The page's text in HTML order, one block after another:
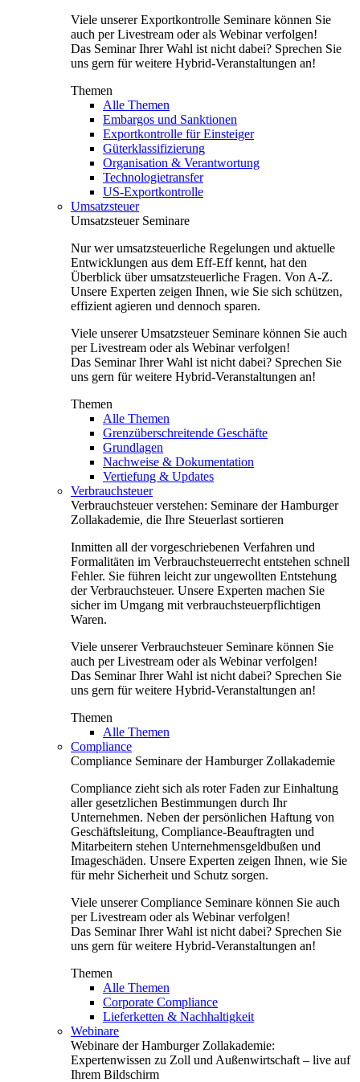
Viele unserer Exportkontrolle Seminare können Sie
auch per Livestream oder als Webinar verfolgen!
Das Seminar Ihrer Wahl ist nicht dabei? Sprechen Sie
uns gern für weitere Hybrid-Veranstaltungen an!
Themen
Alle Themen
Embargos und Sanktionen
Exportkontrolle für Einsteiger
Güterklassifizierung
Organisation & Verantwortung
Technologietransfer
US-Exportkontrolle
Umsatzsteuer
Umsatzsteuer Seminare
Nur wer umsatzsteuerliche Regelungen und aktuelle
Entwicklungen aus dem Eff-Eff kennt, hat den
Überblick über umsatzsteuerliche Fragen. Von A-Z.
Unsere Experten zeigen Ihnen, wie Sie sich schützen,
effizient agieren und dennoch sparen.
Viele unserer Umsatzsteuer Seminare können Sie auch
per Livestream oder als Webinar verfolgen!
Das Seminar Ihrer Wahl ist nicht dabei? Sprechen Sie
uns gern für weitere Hybrid-Veranstaltungen an!
Themen
Alle Themen
Grenzüberschreitende Geschäfte
Grundlagen
Nachweise & Dokumentation
Vertiefung & Updates
Verbrauchsteuer
Verbrauchsteuer verstehen: Seminare der Hamburger
Zollakademie, die Ihre Steuerlast sortieren
Inmitten all der vorgeschriebenen Verfahren und
Formalitäten im Verbrauchsteuerrecht entstehen schnell
Fehler. Sie führen leicht zur ungewollten Entstehung
der Verbrauchsteuer. Unsere Experten machen Sie
sicher im Umgang mit verbrauchsteuerpflichtigen
Waren.
Viele unserer Verbrauchsteuer Seminare können Sie
auch per Livestream oder als Webinar verfolgen!
Das Seminar Ihrer Wahl ist nicht dabei? Sprechen Sie
uns gern für weitere Hybrid-Veranstaltungen an!
Themen
Alle Themen
Compliance
Compliance Seminare der Hamburger Zollakademie
Compliance zieht sich als roter Faden zur Einhaltung
aller gesetzlichen Bestimmungen durch Ihr
Unternehmen. Neben der persönlichen Haftung von
Geschäftsleitung, Compliance-Beauftragten und
Mitarbeitern stehen Unternehmensgeldbußen und
Imageschäden. Unsere Experten zeigen Ihnen, wie Sie
für mehr Sicherheit und Schutz sorgen.
Viele unserer Compliance Seminare können Sie auch
per Livestream oder als Webinar verfolgen!
Das Seminar Ihrer Wahl ist nicht dabei? Sprechen Sie
uns gern für weitere Hybrid-Veranstaltungen an!
Themen
Alle Themen
Corporate Compliance
Lieferketten & Nachhaltigkeit
Webinare
Webinare der Hamburger Zollakademie:
Expertenwissen zu Zoll und Außenwirtschaft – live auf
Ihrem Bildschirm